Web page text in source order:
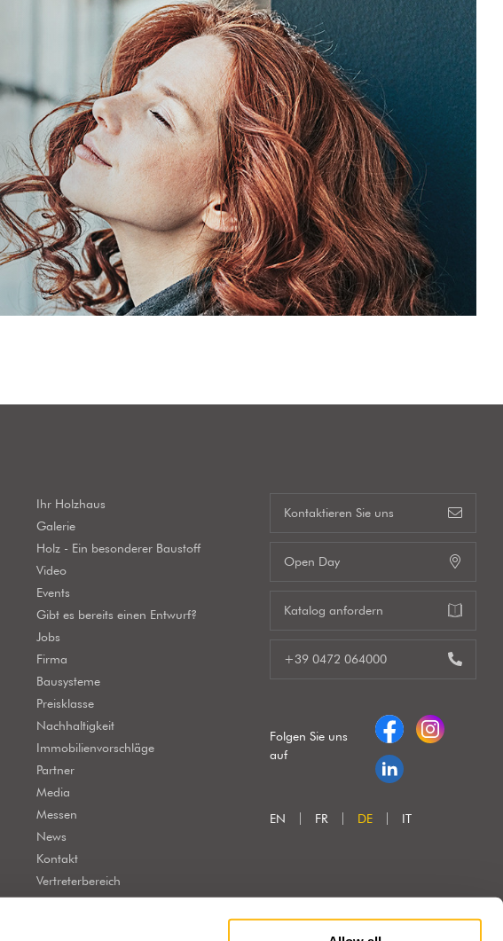
Ihr Holzhaus
Galerie
Holz - Ein besonderer Baustoff
Video
Events
Gibt es bereits einen Entwurf?
Jobs
Firma
Bausysteme
Preisklasse
Nachhaltigkeit
Immobilienvorschläge
Partner
Media
Messen
News
Kontakt
Vertreterbereich
Kontaktieren Sie uns
Open Day
Katalog anfordern
+39 0472 064000
Folgen Sie uns
auf
EN FR DE IT